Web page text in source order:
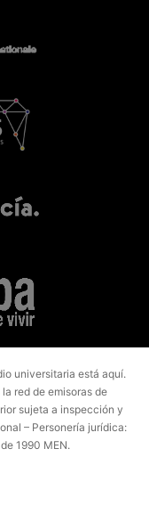
universitaria está aquí.
red de emisoras de
sujeta a inspección y
– Personería jurídica:
1990 MEN.